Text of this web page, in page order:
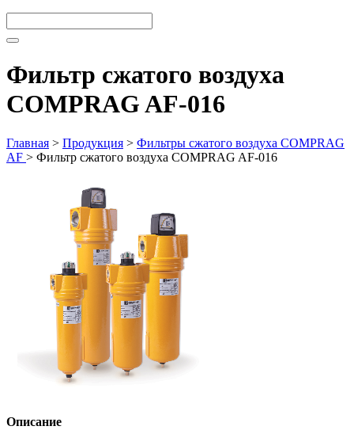
Фильтр сжатого воздуха
COMPRAG AF-016
Главная > Продукция > Фильтры сжатого воздуха COMPRAG
AF > Фильтр сжатого воздуха COMPRAG AF-016
Описание